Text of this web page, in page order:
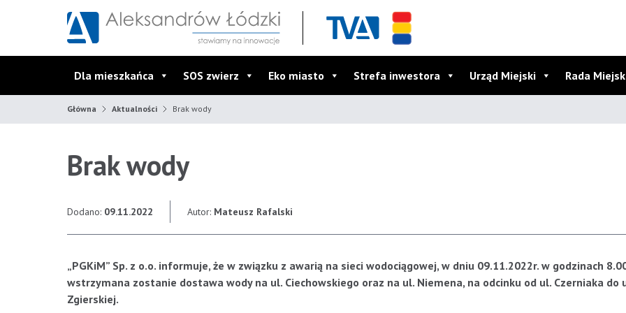
Dla mieszkańca SOS zwierz Eko miasto Strefa inwestora Urząd Miejski Rada
Główna Aktualności Brak wody
Brak wody
Dodano: 09.11.2022 Autor: Mateusz Rafalski
„PGKiM” Sp. z o.o. informuje, że w związku z awarią na sieci wodociągowej, w dniu 09.11.2022r. w godzinach
wstrzymana zostanie dostawa wody na ul. Ciechowskiego oraz na ul. Niemena, na odcinku od ul. Czerniaka do
Zgierskiej.